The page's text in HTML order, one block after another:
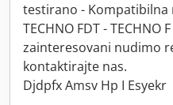
testirano - Kompatibilna
TECHNO FDT - TECHNO
zainteresovani nudimo
kontaktirajte nas.
Djdpfx Amsv Hp I Esyekr